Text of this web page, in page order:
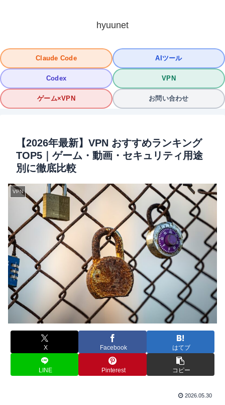
hyuunet
Claude Code AIツール
Codex VPN
ゲーム×VPN お問い合わせ
【2026年最新】VPN おすすめランキング
TOP5｜ゲーム・動画・セキュリティ用途
別に徹底比較
VPN
X Facebook はてブ
LINE Pinterest コピー
2026.05.30